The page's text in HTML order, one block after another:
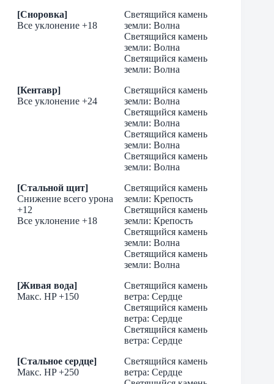
[Сноровка]
Все уклонение +18
Светящийся камень
земли: Волна
Светящийся камень
земли: Волна
Светящийся камень
земли: Волна
[Кентавр]
Все уклонение +24
Светящийся камень
земли: Волна
Светящийся камень
земли: Волна
Светящийся камень
земли: Волна
Светящийся камень
земли: Волна
[Стальной щит]
Снижение всего урона
+12
Все уклонение +18
Светящийся камень
земли: Крепость
Светящийся камень
земли: Крепость
Светящийся камень
земли: Волна
Светящийся камень
земли: Волна
[Живая вода]
Макс. HP +150
Cветящийся камень
ветра: Сердце
Cветящийся камень
ветра: Сердце
Cветящийся камень
ветра: Сердце
[Стальное сердце]
Макс. HP +250
Cветящийся камень
ветра: Сердце